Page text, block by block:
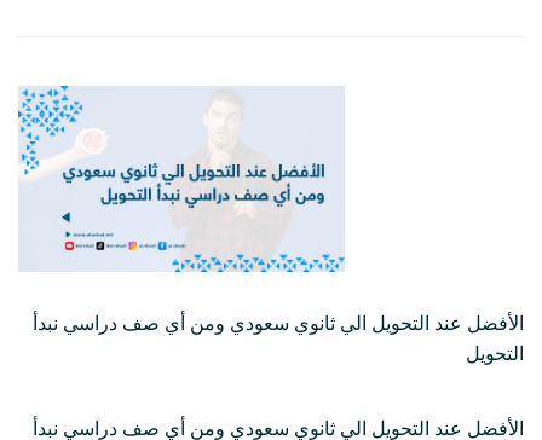
الأفضل عند التحويل الي ثانوي سعودي ومن أي صف دراسي نبدأ
التحويل
الأفضل عند التحويل الي ثانوي سعودي ومن أي صف دراسي نبدأ